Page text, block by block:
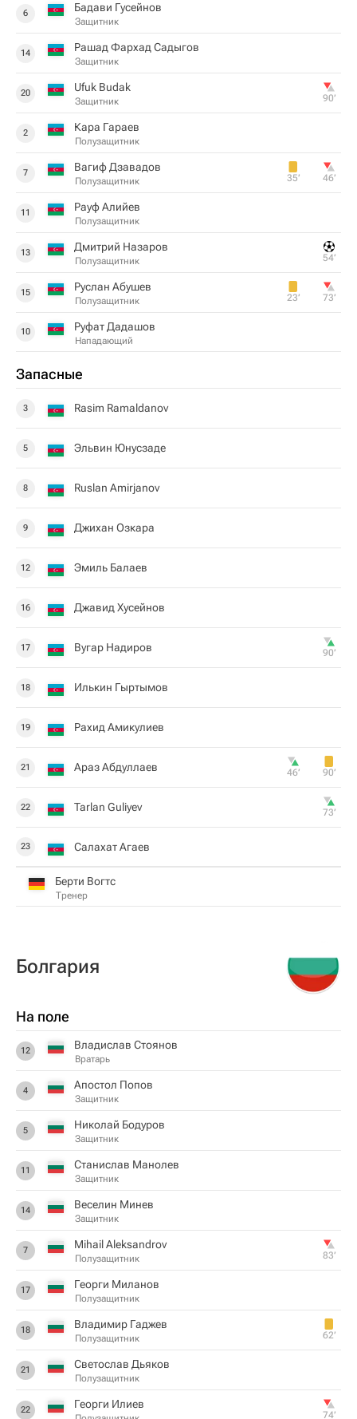
6 Бадави Гусейнов
Защитник
14 Рашад Фархад Садыгов
Защитник
20 Ufuk Budak
Защитник 90‎’‎
2 Кара Гараев
Полузащитник
7 Вагиф Дзавадов
Полузащитник 35‎’‎ 46‎’‎
11 Рауф Алийев
Полузащитник
13 Дмитрий Назаров
Полузащитник 54‎’‎
15 Руслан Абушев
Полузащитник 23‎’‎ 73‎’‎
10 Руфат Дадашов
Нападающий
Запасные
3 Rasim Ramaldanov
5 Эльвин Юнусзаде
8 Ruslan Amirjanov
9 Джихан Озкара
12 Эмиль Балаев
16 Джавид Хусейнов
17 Вугар Надиров 90‎’‎
18 Илькин Гыртымов
19 Рахид Амикулиев
21 Араз Абдуллаев 46‎’‎ 90‎’‎
22 Tarlan Guliyev 73‎’‎
23 Салахат Агаев
Берти Вогтс
Тренер
Болгария
На поле
12 Владислав Стоянов
Вратарь
4 Апостол Попов
Защитник
5 Николай Бодуров
Защитник
11 Станислав Манолев
Защитник
14 Веселин Минев
Защитник
7 Mihail Aleksandrov
Полузащитник 83‎’‎
17 Георги Миланов
Полузащитник
18 Владимир Гаджев
Полузащитник 62‎’‎
21 Светослав Дьяков
Полузащитник
22 Георги Илиев
74‎’‎